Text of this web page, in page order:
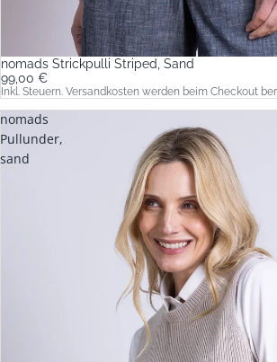
nomads Strickpulli Striped, Sand
99,00 €
Inkl. Steuern. Versandkosten werden beim Checkout
nomads
Pullunder,
sand